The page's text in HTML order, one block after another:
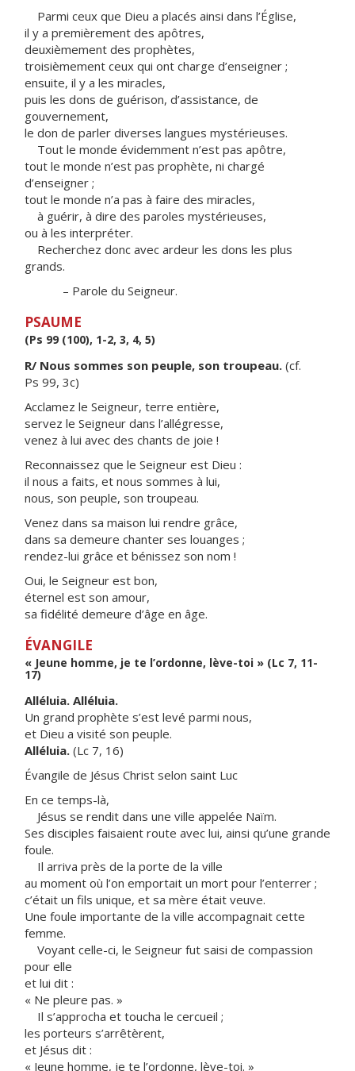
Parmi ceux que Dieu a placés ainsi dans l’Église,
il y a premièrement des apôtres,
deuxièmement des prophètes,
troisièmement ceux qui ont charge d’enseigner ;
ensuite, il y a les miracles,
puis les dons de guérison, d’assistance, de
gouvernement,
le don de parler diverses langues mystérieuses.
Tout le monde évidemment n’est pas apôtre,
tout le monde n’est pas prophète, ni chargé
d’enseigner ;
tout le monde n’a pas à faire des miracles,
à guérir, à dire des paroles mystérieuses,
ou à les interpréter.
Recherchez donc avec ardeur les dons les plus
grands.
– Parole du Seigneur.
PSAUME
(Ps 99 (100), 1-2, 3, 4, 5)
R/ Nous sommes son peuple, son troupeau. (cf.
Ps 99, 3c)
Acclamez le Seigneur, terre entière,
servez le Seigneur dans l’allégresse,
venez à lui avec des chants de joie !
Reconnaissez que le Seigneur est Dieu :
il nous a faits, et nous sommes à lui,
nous, son peuple, son troupeau.
Venez dans sa maison lui rendre grâce,
dans sa demeure chanter ses louanges ;
rendez-lui grâce et bénissez son nom !
Oui, le Seigneur est bon,
éternel est son amour,
sa fidélité demeure d’âge en âge.
ÉVANGILE
« Jeune homme, je te l’ordonne, lève-toi » (Lc 7, 11-
17)
Alléluia. Alléluia.
Un grand prophète s’est levé parmi nous,
et Dieu a visité son peuple.
Alléluia. (Lc 7, 16)
Évangile de Jésus Christ selon saint Luc
En ce temps-là,
Jésus se rendit dans une ville appelée Naïm.
Ses disciples faisaient route avec lui, ainsi qu’une grande
foule.
Il arriva près de la porte de la ville
au moment où l’on emportait un mort pour l’enterrer ;
c’était un fils unique, et sa mère était veuve.
Une foule importante de la ville accompagnait cette
femme.
Voyant celle-ci, le Seigneur fut saisi de compassion
pour elle
et lui dit :
« Ne pleure pas. »
Il s’approcha et toucha le cercueil ;
les porteurs s’arrêtèrent,
et Jésus dit :
« Jeune homme, je te l’ordonne, lève-toi. »